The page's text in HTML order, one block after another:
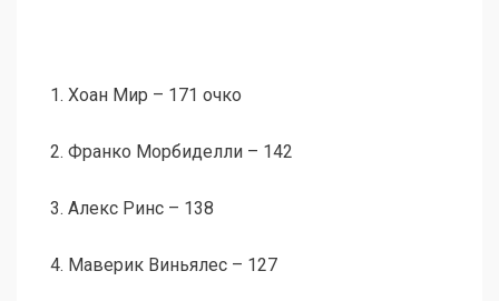
1. Хоан Мир – 171 очко
2. Франко Морбиделли – 142
3. Алекс Ринс – 138
4. Маверик Виньялес – 127